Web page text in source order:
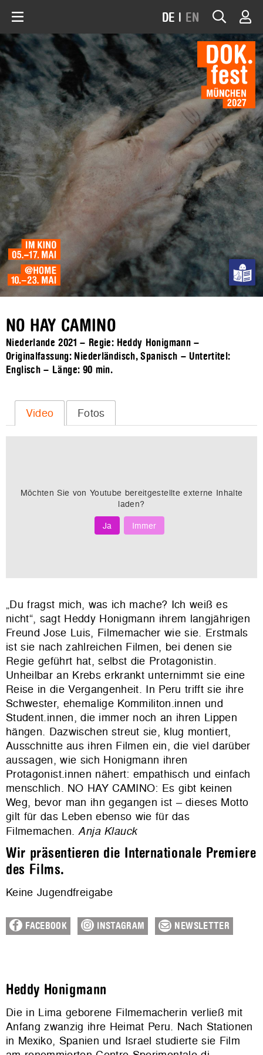
DE | EN
NO HAY CAMINO
Niederlande 2021 – Regie: Heddy Honigmann –
Originalfassung: Niederländisch, Spanisch – Untertitel:
Englisch – Länge: 90 min.
Video Fotos
Möchten Sie von Youtube bereitgestellte externe Inhalte
laden?
Ja
Immer
„Du fragst mich, was ich mache? Ich weiß es
nicht“, sagt Heddy Honigmann ihrem langjährigen
Freund Jose Luis, Filmemacher wie sie. Erstmals
ist sie nach zahlreichen Filmen, bei denen sie
Regie geführt hat, selbst die Protagonistin.
Unheilbar an Krebs erkrankt unternimmt sie eine
Reise in die Vergangenheit. In Peru trifft sie ihre
Schwester, ehemalige Kommiliton.innen und
Student.innen, die immer noch an ihren Lippen
hängen. Dazwischen streut sie, klug montiert,
Ausschnitte aus ihren Filmen ein, die viel darüber
aussagen, wie sich Honigmann ihren
Protagonist.innen nähert: empathisch und einfach
menschlich. NO HAY CAMINO: Es gibt keinen
Weg, bevor man ihn gegangen ist – dieses Motto
gilt für das Leben ebenso wie für das
Filmemachen.Anja Klauck
Wir präsentieren die Internationale Premiere
des Films.
Keine Jugendfreigabe
FACEBOOK INSTAGRAM NEWSLETTER
Heddy Honigmann
Die in Lima geborene Filmemacherin verließ mit
Anfang zwanzig ihre Heimat Peru. Nach Stationen
in Mexiko, Spanien und Israel studierte sie Film